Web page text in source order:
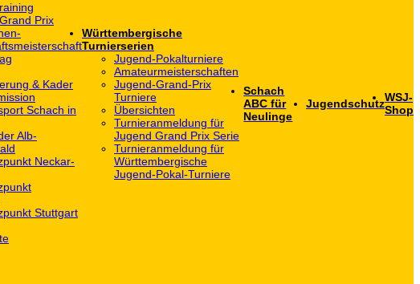
Prix
& Kader
Schach in
Alb-
Neckar-
Stuttgart
Württembergische
Turnierserien
Jugend-Pokalturniere
Amateurmeisterschaften
Jugend-Grand-Prix
Turniere
Übersichten
Turnieranmeldung für
Jugend Grand Prix Serie
Turnieranmeldung für
Württembergische
Jugend-Pokal-Turniere
Schach
ABC für
Neulinge
JugendschutzWSJ-
Shop